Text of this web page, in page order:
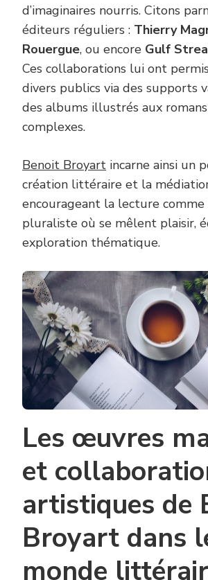
d’imaginaires nourris. Citons
éditeurs réguliers : Thierry
Rouergue, ou encore Gulf
Ces collaborations lui ont
divers publics via des supports
des albums illustrés aux
complexes.
Benoit Broyart incarne ainsi un
création littéraire et la
encourageant la lecture comme
pluraliste où se mêlent plaisir,
exploration thématique.
Les œuvres
et
artistiques de
Broyart dans
monde